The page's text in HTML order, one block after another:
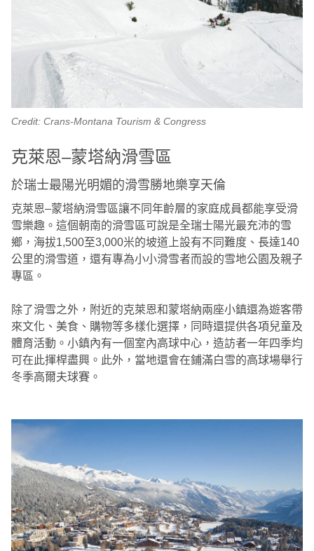
Credit: Crans-Montana Tourism & Congress
克萊恩–蒙塔納滑雪區
於瑞士最陽光明媚的滑雪勝地樂享天倫
克萊恩–蒙塔納滑雪區讓不同年齡層的家庭成員都能享受滑
雪樂趣。這個朝南的滑雪區可說是全瑞士陽光最充沛的雪
鄉，海拔1,500至3,000米的坡道上設有不同難度、長達140
公里的滑雪道，還有專為小小滑雪者而設的雪地公園及親子
專區。
除了滑雪之外，附近的克萊恩和蒙塔納兩座小鎮還為遊客帶
來文化、美食、購物等多樣化選擇，同時還提供各項兒童及
體育活動。小鎮內有一個室內高球中心，造訪者一年四季均
可在此揮桿盡興。此外，當地還會在鋪滿白雪的高球場舉行
冬季高爾夫球賽。